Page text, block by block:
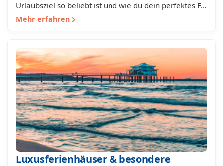
Urlaubsziel so beliebt ist und wie du dein perfektes F…
Mehr erfahren
Luxusferienhäuser & besondere